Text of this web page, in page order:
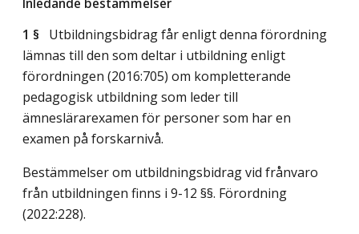
1 § Utbildningsbidrag får enligt denna förordning
lämnas till den som deltar i utbildning enligt
förordningen (2016:705) om kompletterande
pedagogisk utbildning som leder till
ämneslärarexamen för personer som har en
examen på forskarnivå.
Bestämmelser om utbildningsbidrag vid frånvaro
från utbildningen finns i 9-12 §§. Förordning
(2022:228).